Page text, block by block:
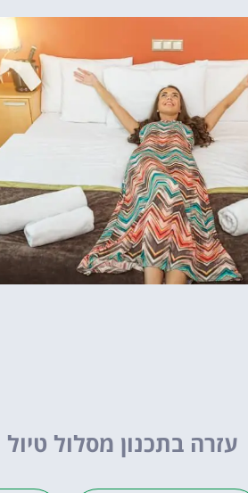
עזרה בתכנון מסלול